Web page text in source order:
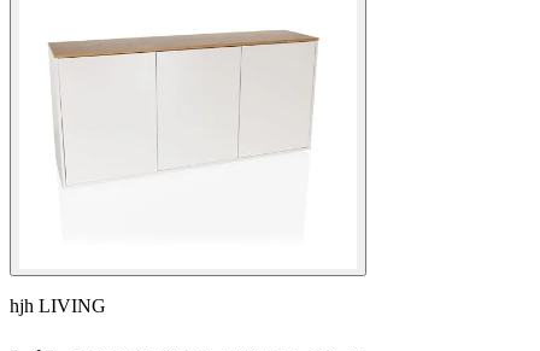
hjh LIVING